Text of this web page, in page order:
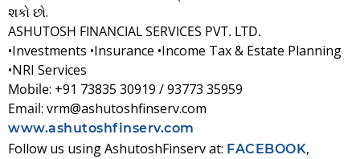
શકો છો.
ASHUTOSH FINANCIAL SERVICES PVT. LTD.
•Investments •Insurance •Income Tax & Estate Planning
•NRI Services
Mobile: +91 73835 30919 / 93773 35959
Email: vrm@ashutoshfinserv.com
www.ashutoshfinserv.com
Follow us using AshutoshFinserv at: FACEBOOK,